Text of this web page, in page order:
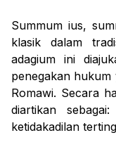
Summum ius,
klasik dalam
adagium ini
penegakan hukum
Romawi. Secara
diartikan
ketidakadilan